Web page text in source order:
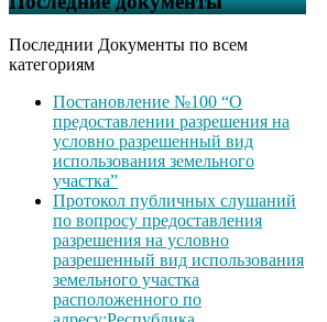
Последнии Документы по всем
категориям
Постановление №100 “О
предоставлении разрешения на
условно разрешенный вид
использования земельного
участка”
Протокол публичных слушаний
по вопросу предоставления
разрешения на условно
разрешенный вид использования
земельного участка
расположенного по